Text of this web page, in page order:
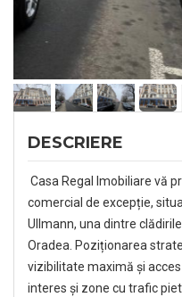
DESCRIERE
Casa Regal Imobiliare vă
comercial de excepție,
Ullmann, una dintre
Oradea. Poziționarea
vizibilitate maximă și
interes și zone cu trafic